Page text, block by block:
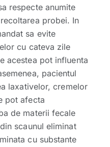
respecte anumite
probei. In
sa evite
cu cateva zile
acestea pot influenta
pacientul
laxativelor, cremelor
pot afecta
de materii fecale
scaunul eliminat
cu substante